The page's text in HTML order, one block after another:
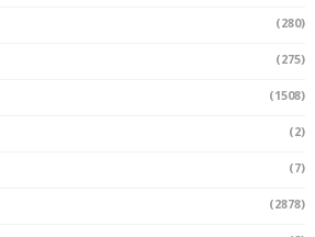
(280)
(275)
(1508)
(2)
(7)
(2878)